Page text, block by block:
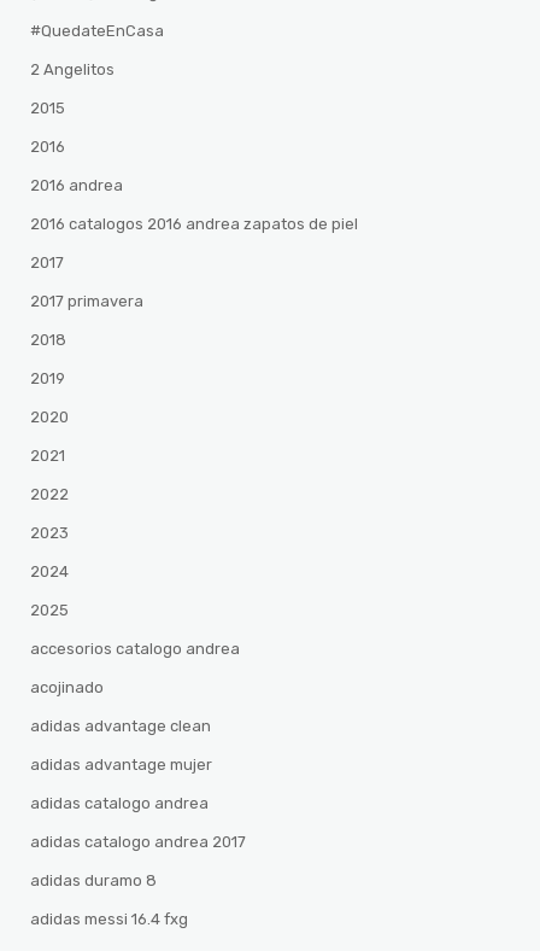
#QuedateEnCasa
2 Angelitos
2015
2016
2016 andrea
2016 catalogos 2016 andrea zapatos de piel
2017
2017 primavera
2018
2019
2020
2021
2022
2023
2024
2025
accesorios catalogo andrea
acojinado
adidas advantage clean
adidas advantage mujer
adidas catalogo andrea
adidas catalogo andrea 2017
adidas duramo 8
adidas messi 16.4 fxg